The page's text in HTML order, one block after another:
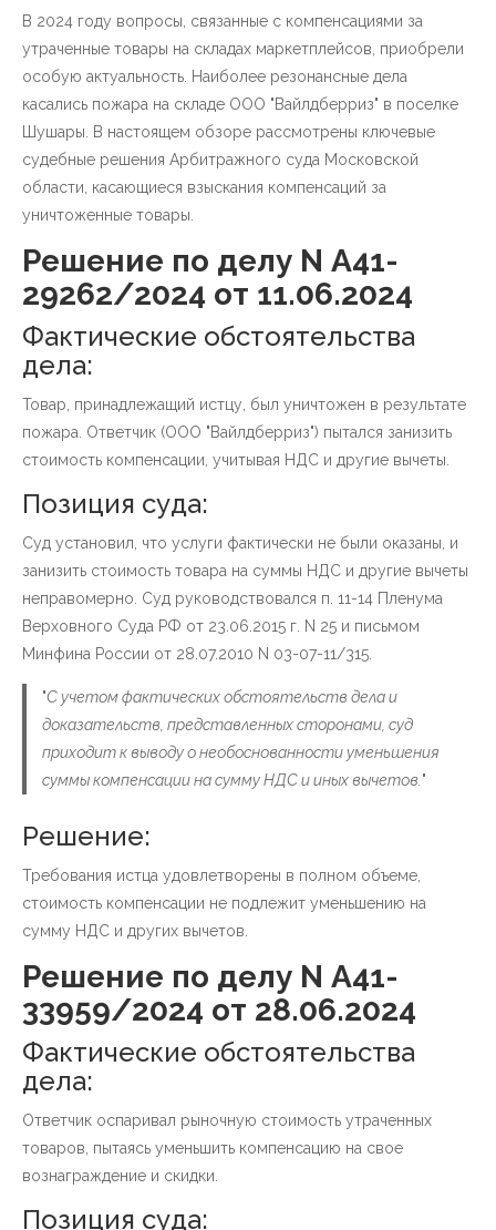
В 2024 году вопросы, связанные с компенсациями за
утраченные товары на складах маркетплейсов, приобрели
особую актуальность. Наиболее резонансные дела
касались пожара на складе ООО "Вайлдберриз" в поселке
Шушары. В настоящем обзоре рассмотрены ключевые
судебные решения Арбитражного суда Московской
области, касающиеся взыскания компенсаций за
уничтоженные товары.
Решение по делу N А41-
29262/2024 от 11.06.2024
Фактические обстоятельства
дела:
Товар, принадлежащий истцу, был уничтожен в результате
пожара. Ответчик (ООО "Вайлдберриз") пытался занизить
стоимость компенсации, учитывая НДС и другие вычеты.
Позиция суда:
Суд установил, что услуги фактически не были оказаны, и
занизить стоимость товара на суммы НДС и другие вычеты
неправомерно. Суд руководствовался п. 11-14 Пленума
Верховного Суда РФ от 23.06.2015 г. N 25 и письмом
Минфина России от 28.07.2010 N 03-07-11/315.
"С учетом фактических обстоятельств дела и
доказательств, представленных сторонами, суд
приходит к выводу о необоснованности уменьшения
суммы компенсации на сумму НДС и иных вычетов."
Решение:
Требования истца удовлетворены в полном объеме,
стоимость компенсации не подлежит уменьшению на
сумму НДС и других вычетов.
Решение по делу N А41-
33959/2024 от 28.06.2024
Фактические обстоятельства
дела:
Ответчик оспаривал рыночную стоимость утраченных
товаров, пытаясь уменьшить компенсацию на свое
вознаграждение и скидки.
Позиция суда: